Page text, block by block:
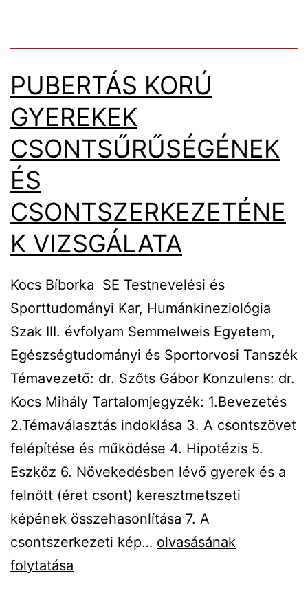
PUBERTÁS KORÚ
GYEREKEK
CSONTSŰRŰSÉGÉNEK
ÉS
CSONTSZERKEZETÉNE
K VIZSGÁLATA
Kocs Bíborka SE Testnevelési és
Sporttudományi Kar, Humánkineziológia
Szak III. évfolyam Semmelweis Egyetem,
Egészségtudományi és Sportorvosi Tanszék
Témavezető: dr. Szőts Gábor Konzulens: dr.
Kocs Mihály Tartalomjegyzék: 1.Bevezetés
2.Témaválasztás indoklása 3. A csontszövet
felépítése és működése 4. Hipotézis 5.
Eszköz 6. Növekedésben lévő gyerek és a
felnőtt (éret csont) keresztmetszeti
képének összehasonlítása 7. A
csontszerkezeti kép… PUBERTÁS
olvasásának
folytatása